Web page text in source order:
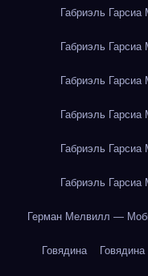
Габриэль
Габриэль
Габриэль
Габриэль
Габриэль
Габриэль
Герман Мелвилл —
Говядина Говядина